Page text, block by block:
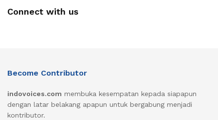
Connect with us
Become Contributor
indovoices.com membuka kesempatan kepada siapapun
dengan latar belakang apapun untuk bergabung menjadi
kontributor.